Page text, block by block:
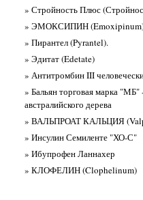
» Стройность Плюс
» ЭМОКСИПИН
» Пирантел (Pyrantel).
» Эдитат (Edetate)
» Антитромбин III
» Бальян торговая марка "МБ"
австралийского дерева
» ВАЛЬПРОАТ КАЛЬЦИЯ
» Инсулин Семиленте "ХО-С"
» Ибупрофен Ланнахер
» КЛОФЕЛИН (Clophelinum)